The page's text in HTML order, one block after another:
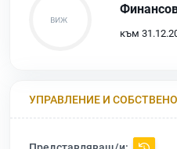
към
УПРАВЛЕНИЕ И